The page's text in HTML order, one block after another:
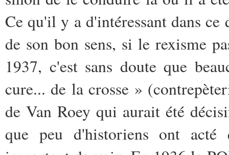
Ce qu'il y a d'intéressant dans
de son bon sens, si le rexisme
1937, c'est sans doute que
cure... de la crosse »
de Van Roey qui aurait été
que peu d'historiens ont acté